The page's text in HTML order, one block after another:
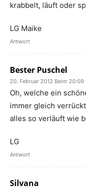
krabbelt, läuft oder
LG Maike
Antwort
Bester Puschel
20. Februar 2012 Beim 20:09
Oh, welche ein
immer gleich
alles so verläuft wie
LG
Antwort
Silvana